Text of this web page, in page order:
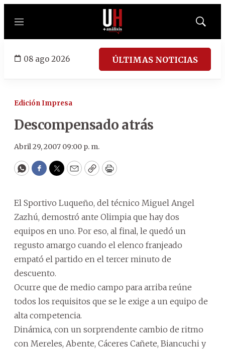
Menú
Mostrar
08 ago 2026 ÚLTIMAS NOTICIAS
Edición Impresa
Descompensado atrás
Abril 29, 2007 09:00 p. m.
WhatsApp
Facebook
Twitter
EmailCopyPrint
El Sportivo Luqueño, del técnico Miguel Angel
Zazhú, demostró ante Olimpia que hay dos
equipos en uno. Por eso, al final, le quedó un
regusto amargo cuando el elenco franjeado
empató el partido en el tercer minuto de
descuento.
Ocurre que de medio campo para arriba reúne
todos los requisitos que se le exige a un equipo de
alta competencia.
Dinámica, con un sorprendente cambio de ritmo
con Mereles, Abente, Cáceres Cañete, Biancuchi y